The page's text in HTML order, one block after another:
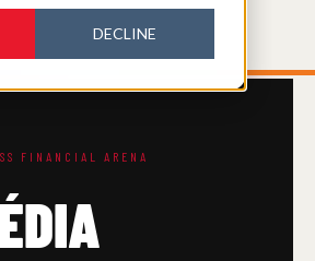
DECLINE
FINANCIAL ARENA